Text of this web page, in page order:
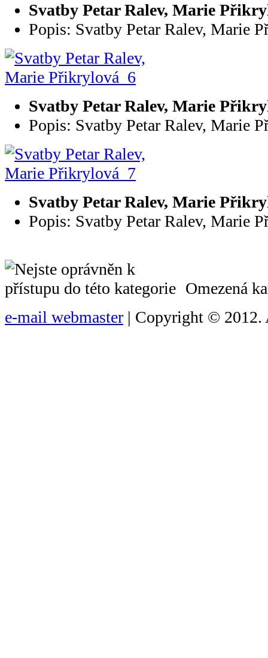
Svatby Petar Ralev, Marie
Popis: Svatby Petar Ralev, Marie
Svatby Petar Ralev, Marie
Popis: Svatby Petar Ralev, Marie
Svatby Petar Ralev, Marie
Popis: Svatby Petar Ralev, Marie
Omezená
e-mail webmaster | Copyright © 2012.